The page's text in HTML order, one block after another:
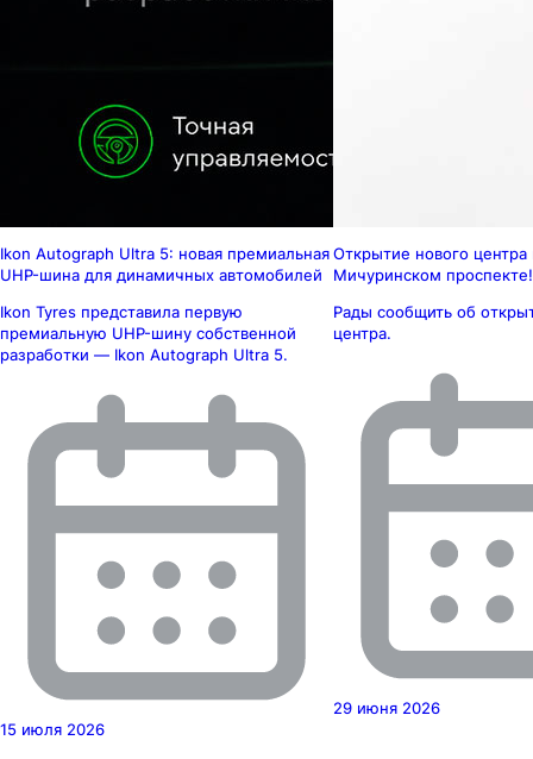
Ikon Autograph Ultra 5: новая премиальная
UHP-шина для динамичных автомобилей
Ikon Tyres представила первую
премиальную UHP-шину собственной
разработки — Ikon Autograph Ultra 5.
15 июля 2026
Открытие нового
Мичуринском проспекте!
Рады сообщить об
центра.
29 июня 2026